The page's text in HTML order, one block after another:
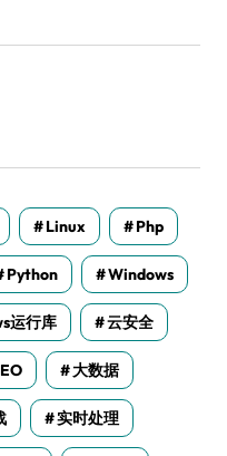
Linux Php
Python Windows
运行库 云安全
大数据
实时处理